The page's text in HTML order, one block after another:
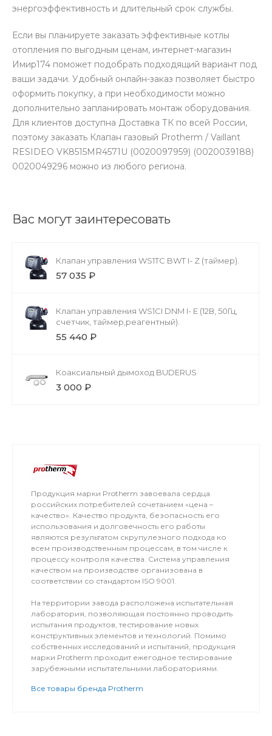
энергоэффективность и длительный срок службы.
Если вы планируете заказать эффективные котлы
отопления по выгодным ценам, интернет-магазин
Имир174 поможет подобрать подходящий вариант под
ваши задачи. Удобный онлайн-заказ позволяет быстро
оформить покупку, а при необходимости можно
дополнительно запланировать монтаж оборудования.
Для клиентов доступна Доставка ТК по всей России,
поэтому заказать Клапан газовый Protherm / Vaillant
RESIDEO VK8515MR4571U (0020097959) (0020039188)
0020049296 можно из любого региона.
Вас могут заинтересовать
Клапан управления WS1TC BWT I- Z (таймер).
57 035 ₽
Клапан управления WS1CI DNM I- E (12В, 50Гц,
счетчик, таймер,реагентный).
55 440 ₽
Коаксиальный дымоход BUDERUS
3 000 ₽
Продукция марки Protherm завоевала сердца
российских потребителей сочетанием «цена –
качество». Качество продукта, безопасность его
использования и долговечность его работы
являются результатом скрупулезного подхода ко
всем производственным процессам, в том числе к
процессу контроля качества. Система управления
качеством на производстве организована в
соответствии со стандартом ISO 9001.
На территории завода расположена испытательная
лаборатория, позволяющая постоянно проводить
испытания продуктов, тестирование новых
конструктивных элементов и технологий. Помимо
собственных исследований и испытаний, продукция
марки Protherm проходит ежегодное тестирование
зарубежными испытательными лабораториями.
Все товары бренда Protherm